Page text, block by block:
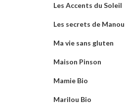
Les Accents du Soleil
Les secrets de Manou
Ma vie sans gluten
Maison Pinson
Mamie Bio
Marilou Bio